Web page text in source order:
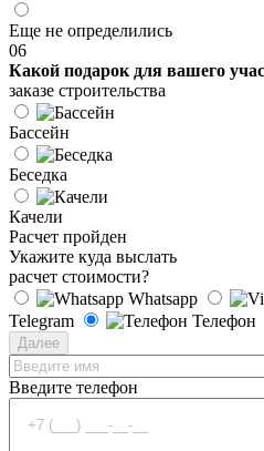
Еще не определились
06
Какой подарок для вашего
заказе строительства
Бассейн
Беседка
Качели
Расчет пройден
Укажите куда выслать
расчет стоимости?
Whatsapp
Telegram
Телефон
Далее
Введите телефон